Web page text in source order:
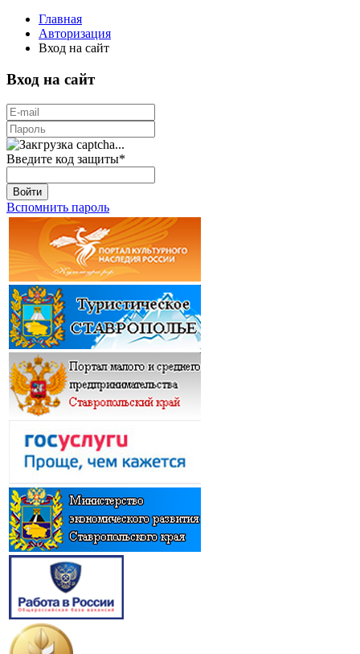
Главная
Авторизация
Вход на сайт
Вход на сайт
Введите код защиты*
Войти
Вспомнить пароль